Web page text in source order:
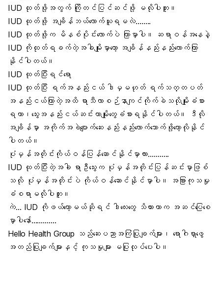
IUD ထုတ်ဖို့အတွက် ကြိုတင်ပြင်ဆင်ဖို့ မလိုပါဘူး။
IUD ထုတ်ဖို့ အချိန်ဘယ်လောက်ယူရမလဲ……..
IUD ထုတ်ဖို့က မိနစ်ပိုင်းလောက်ပဲ ကြာမှာပါ။ ဆရာဝန်အနေနဲ့
IUD ကိုထုတ်ရခက်တဲ့အခါမျိုးမှာတော့ အချိန်နည်းနည်းလောက်ကြာ
နိုင်ပါတယ်။
IUD ထုတ်ပြီးရင်ရော
IUD ထုတ်ပြီး ရက်အနည်းငယ် ဒါမှမဟုတ် ရက်သတ္တပတ်
အနည်းငယ်ကြာတဲ့အထိ ရာသီလာစဉ်နာကျင်ကိုက်ခဲသလိုမျိုးခံစား
ရတာ၊သွေးအနည်းငယ်ဆင်းတာမျိုးတွေခံစားရနိုင်ပါတယ်။ ဒီလို
အချိန်မှာ အကိုက်အခဲပျောက်ဆေးနည်းနည်းလောက်သောက်ဖို့တော့လိုနိုင်
ပါတယ်။
ပုံမှန်အတိုင်းကိုယ်ဝန်ပြန်ဆောင်နိုင်မှာလား………..
IUD ထုတ်ပြီးတဲ့အခါ ရာဦသွေးက ပုံမှန်အတိုင်းပြန်ဆင်းမှာဖြစ်
သလို ပုံမှန်အတိုင်းပဲ ကိုယ်ဝန်ဆောင်နိုင်မှာပါ။ အခြားကုသမှု
ခံစရာမလိုပါဘူး။
ကဲ… IUD ကိုဖယ်တော့မယ်ဆိုရင် ဒါလေးတွေ သိထားတာက အဆင်ပြေစေ
မှာပါနော်………….
Hello Health Group သည်ဆေးပညာအကြံပြုချက်များ၊ ရောဂါရှာဖွေ
အတည်ပြုချက်များနှင့် ကုသမှုများ မပြုလုပ်ပေးပါ။